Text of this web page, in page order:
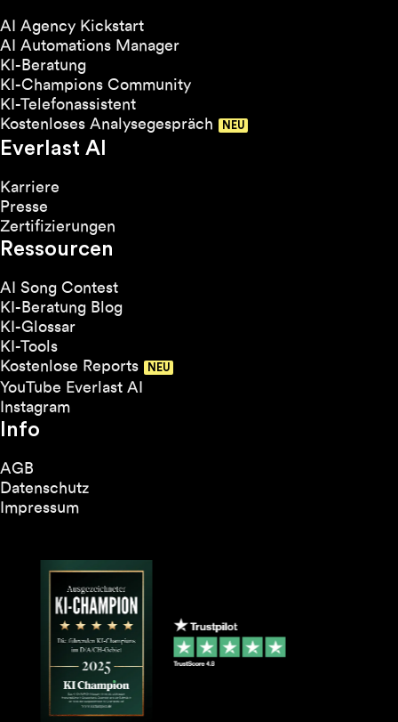
AI Agency Kickstart
AI Automations Manager
KI-Beratung
KI-Champions Community
KI-Telefonassistent
Kostenloses Analysegespräch
Everlast AI
Karriere
Presse
Zertifizierungen
Ressourcen
AI Song Contest
KI-Beratung Blog
KI-Glossar
KI-Tools
Kostenlose Reports
YouTube Everlast AI
Instagram
Info
AGB
Datenschutz
Impressum